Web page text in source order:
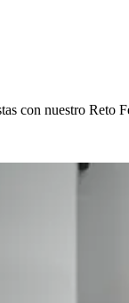
con nuestro Reto